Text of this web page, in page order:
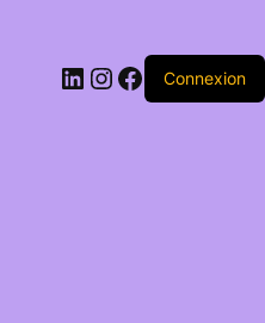
LinkedIn
Instagram
Facebook
Connexion